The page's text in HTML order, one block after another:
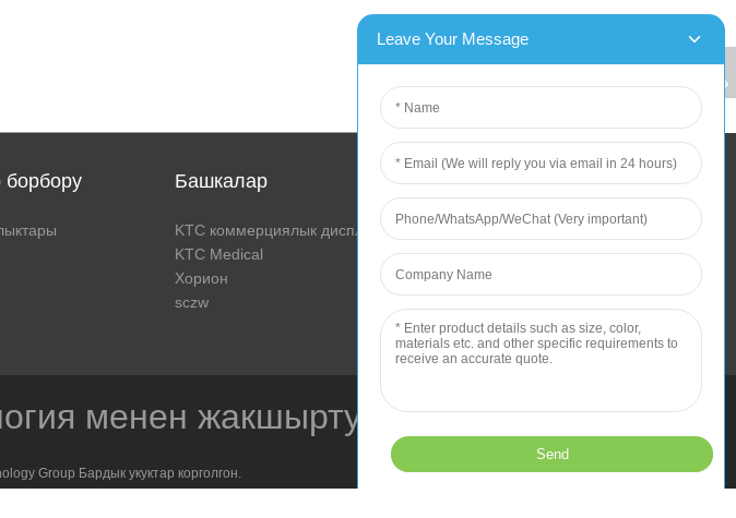
Башкалар
KTC коммерциялык дисплей
KTC Medical
Хорион
sczw
менен жакшыртуу
Group Бардык укуктар корголгон.